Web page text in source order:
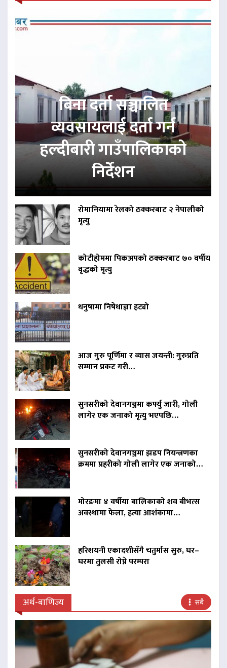
बिना दर्ता सञ्चालित
व्यवसायलाई दर्ता गर्न
हल्दीबारी गाउँपालिकाको
निर्देशन
रोमानियामा रेलको ठक्करबाट २ नेपालीको
मृत्यु
कोटीहोममा पिकअपको ठक्करबाट ७० वर्षीय
वृद्धको मृत्यु
धनुषामा निषेधाज्ञा हट्यो
आज गुरु पूर्णिमा र व्यास जयन्ती: गुरुप्रति
सम्मान प्रकट गरी…
सुनसरीको देवानगञ्जमा कर्फ्यु जारी, गोली
लागेर एक जनाको मृत्यु भएपछि…
सुनसरीको देवानगञ्जमा झडप नियन्त्रणका
क्रममा प्रहरीको गोली लागेर एक जनाको…
मोरङमा ४ वर्षीया बालिकाको शव बीभत्स
अवस्थामा फेला, हत्या आशंकामा…
हरिशयनी एकादशीसँगै चतुर्मास सुरु, घर–
घरमा तुलसी रोप्ने परम्परा
अर्थ-बाणिज्य सबै